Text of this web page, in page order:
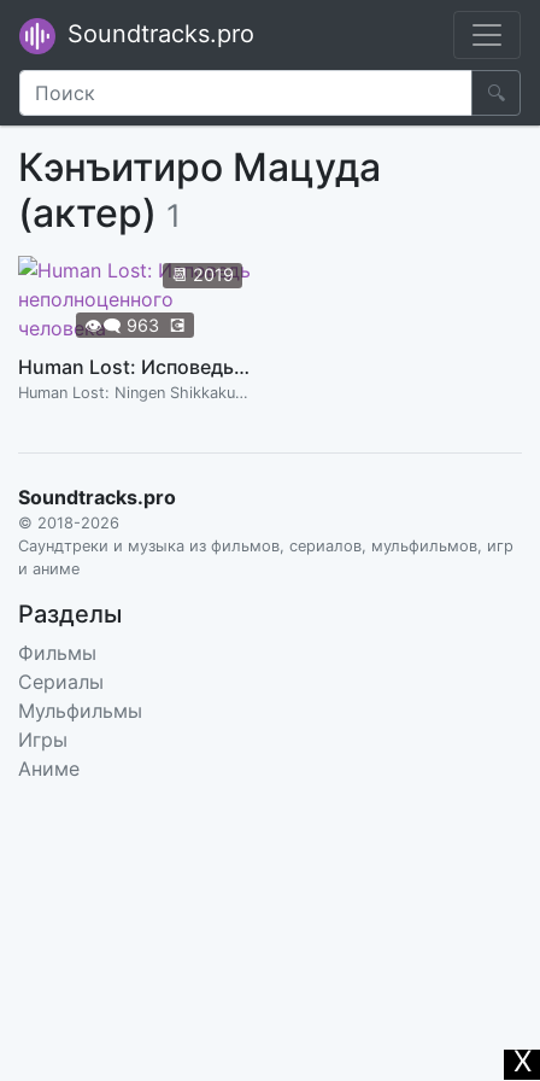
Soundtracks.pro
🔍
Кэнъитиро Мацуда
(актер) 1
📆2019
👁️‍🗨️ 963 💽
Human Lost: Исповедь неполноценного человека
Human Lost: Ningen Shikkaku, 2019
Soundtracks.pro
© 2018-2026
Саундтреки и музыка из фильмов, сериалов, мульфильмов, игр
и аниме
Разделы
Фильмы
Сериалы
Мульфильмы
Игры
Аниме
X